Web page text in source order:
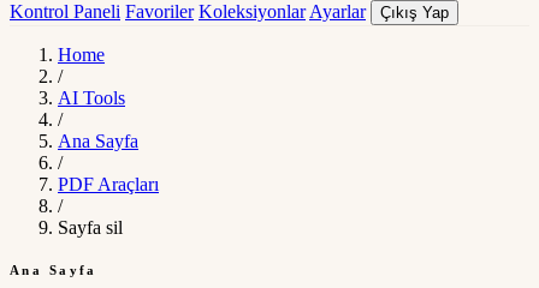
Kontrol Paneli Favoriler Koleksiyonlar Ayarlar Çıkış Yap
Home
/
AI Tools
/
Ana Sayfa
/
PDF Araçları
/
Sayfa sil
Ana Sayfa